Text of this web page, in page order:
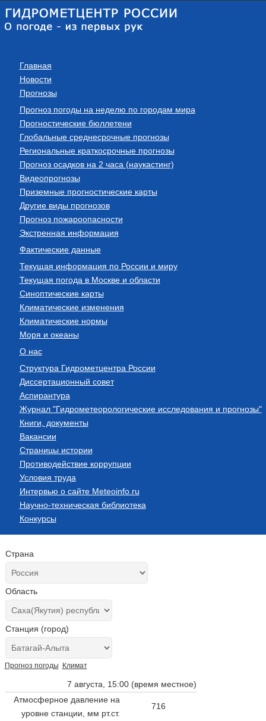
Главная
Новости
Прогнозы
Прогноз погоды на неделю по городам мира
Прогностические бюллетени
Глобальные среднесрочные прогнозы
Региональные краткосрочные прогнозы
Прогноз осадков на 2 часа (наукастинг)
Видеопрогнозы
Приземные прогностические карты
Другие виды прогнозов
Прогноз пожароопасности
Экстренная информация
Фактические данные
Текущая информация по России и миру
Текущая погода в Москве и области
Синоптические карты
Климатические изменения
Климатические нормы
Моря и океаны
О нас
Структура Гидрометцентра России
Диссертационный совет
Аспирантура
Журнал "Гидрометеорологические исследования и прогнозы"
Книги, документы
Вакансии
Страницы истории
Противодействие коррупции
Условия труда
Интервью о сайте Meteoinfo.ru
Научно-техническая библиотека
Конкурсы
Страна
Область
Станция (город)
Прогноз погоды Климат
7 августа, 15:00 (время местное)
Атмосферное давление на
уровне станции, мм рт.ст.
716